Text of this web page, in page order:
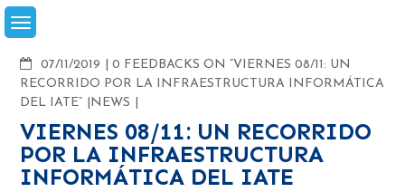
Skip
to
07/11/2019
COMMENTS
0 FEEDBACKS ON “VIERNES 08/11: UN
RECORRIDO POR LA INFRAESTRUCTURA INFORMÁTICA
DEL IATE”
NEWS
VIERNES 08/11: UN RECORRIDO
POR LA INFRAESTRUCTURA
INFORMÁTICA DEL IATE